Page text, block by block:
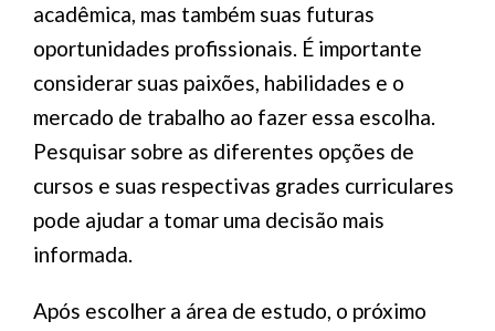
acadêmica, mas também suas futuras
oportunidades profissionais. É importante
considerar suas paixões, habilidades e o
mercado de trabalho ao fazer essa escolha.
Pesquisar sobre as diferentes opções de
cursos e suas respectivas grades curriculares
pode ajudar a tomar uma decisão mais
informada.
Após escolher a área de estudo, o próximo